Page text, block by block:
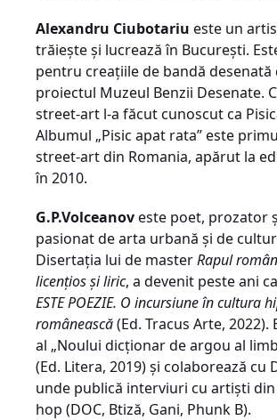
Alexandru Ciubotariu este un
trăiește și lucrează în București.
pentru creațiile de bandă
proiectul Muzeul Benzii Desenate.
street-art l-a făcut cunoscut ca
Albumul „Pisic apat rata” este
street-art din Romania, apărut la
în 2010.
G.P.Volceanoveste poet, prozator
pasionat de arta urbană și de
Disertația lui de masterRapul
licențios și liric, a devenit peste ani
ESTE POEZIE. O incursiune în cultura
românească(Ed. Tracus Arte,
al „Noului dicționar de argou al
(Ed. Litera, 2019) și colaborează cu
unde publică interviuri cu artiști
hop (DOC, Btiză, Gani, Phunk B).